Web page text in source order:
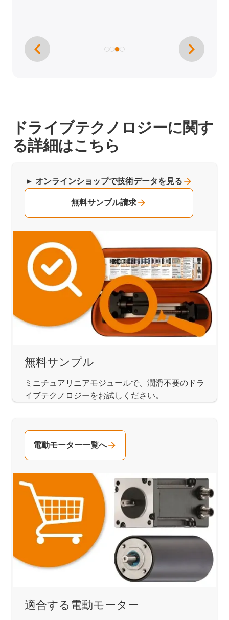
ドライブテクノロジーに関す
る詳細はこちら
無料サンプル
ミニチュアリニアモジュールで、潤滑不要のドラ
イブテクノロジーをお試しください。
► オンラインショップで技術データを見る
無料サンプル請求
適合する電動モーター
電動モーター一覧へ